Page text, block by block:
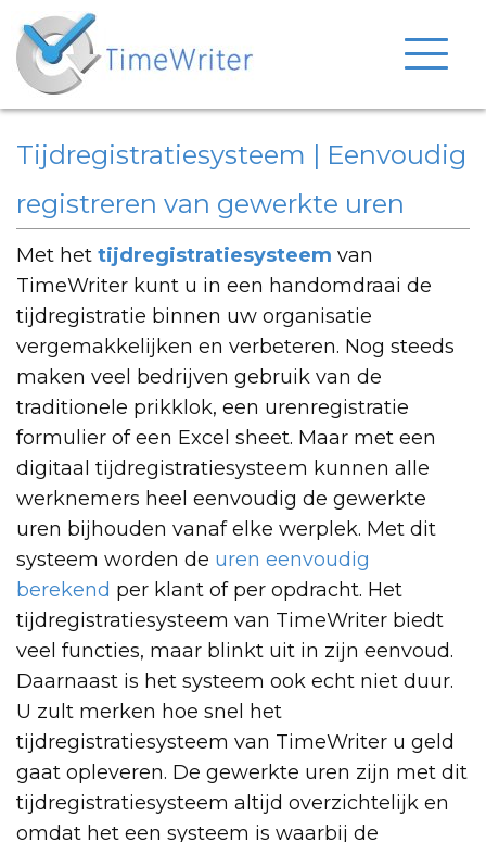
Tijdregistratiesysteem | Eenvoudig
registreren van gewerkte uren
Met het tijdregistratiesysteem van
TimeWriter kunt u in een handomdraai de
tijdregistratie binnen uw organisatie
vergemakkelijken en verbeteren. Nog steeds
maken veel bedrijven gebruik van de
traditionele prikklok, een urenregistratie
formulier of een Excel sheet. Maar met een
digitaal tijdregistratiesysteem kunnen alle
werknemers heel eenvoudig de gewerkte
uren bijhouden vanaf elke werplek. Met dit
systeem worden de uren eenvoudig
berekend per klant of per opdracht. Het
tijdregistratiesysteem van TimeWriter biedt
veel functies, maar blinkt uit in zijn eenvoud.
Daarnaast is het systeem ook echt niet duur.
U zult merken hoe snel het
tijdregistratiesysteem van TimeWriter u geld
gaat opleveren. De gewerkte uren zijn met dit
tijdregistratiesysteem altijd overzichtelijk en
omdat het een systeem is waarbij de